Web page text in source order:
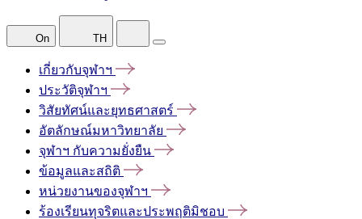
On TH
เกี่ยวกับจุฬาฯ
ประวัติจุฬาฯ
วิสัยทัศน์และยุทธศาสตร์
อัตลักษณ์มหาวิทยาลัย
จุฬาฯ กับความยั่งยืน
ข้อมูลและสถิติ
หน่วยงานของจุฬาฯ
ร้องเรียนทุจริตและประพฤติมิชอบ